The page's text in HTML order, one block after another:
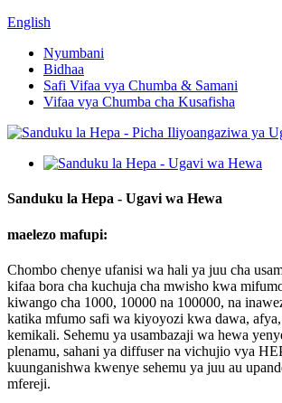
English
Nyumbani
Bidhaa
Safi Vifaa vya Chumba & Samani
Vifaa vya Chumba cha Kusafisha
Sanduku la Hepa - Ugavi wa Hewa
maelezo mafupi:
Chombo chenye ufanisi wa hali ya juu cha
kifaa bora cha kuchuja cha mwisho kwa
kiwango cha 1000, 10000 na 100000, na
katika mfumo safi wa kiyoyozi kwa dawa, afya,
kemikali. Sehemu ya usambazaji wa hewa
plenamu, sahani ya diffuser na vichujio vya
kuunganishwa kwenye sehemu ya juu au
mfereji.